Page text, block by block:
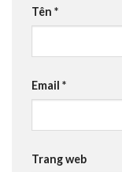
Tên *
Email *
Trang web